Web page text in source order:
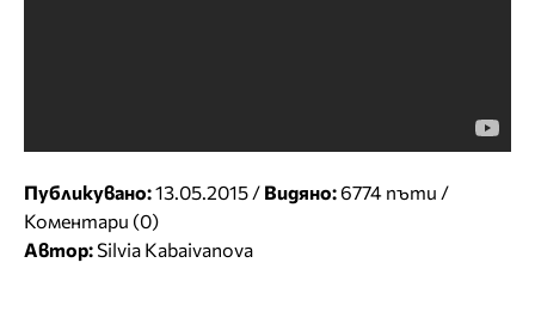
Публикувано:13.05.2015 / Видяно:6774 пъти /
Коментари (0)
Автор:Silvia Kabaivanova